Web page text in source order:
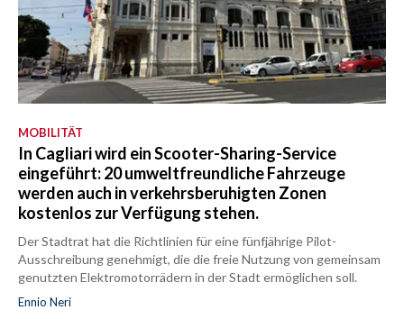
MOBILITÄT
In Cagliari wird ein Scooter-Sharing-Service
eingeführt: 20 umweltfreundliche Fahrzeuge
werden auch in verkehrsberuhigten Zonen
kostenlos zur Verfügung stehen.
Der Stadtrat hat die Richtlinien für eine fünfjährige Pilot-
Ausschreibung genehmigt, die die freie Nutzung von gemeinsam
genutzten Elektromotorrädern in der Stadt ermöglichen soll.
Ennio Neri